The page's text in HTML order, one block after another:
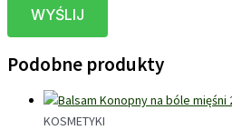
Podobne produkty
KOSMETYKI